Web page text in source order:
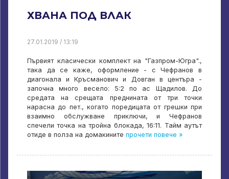
ХВАНА ПОД ВЛАК
27.01.2019 / 13:19
Първият класически комплект на "Газпром-Югра".,
така да се каже, оформление - с Чефранов в
диагонала и Кръсманович и Довган в центъра -
започна много весело: 5:2 по ас Щадилов. До
средата на срещата преднината от три точки
нарасна до пет., когато поредицата от грешки при
взаимно обслужване приключи, и Чефранов
спечели точка на тройна блокада, 16:11. Тайм аутът
отиде в полза на домакините прочети повече »